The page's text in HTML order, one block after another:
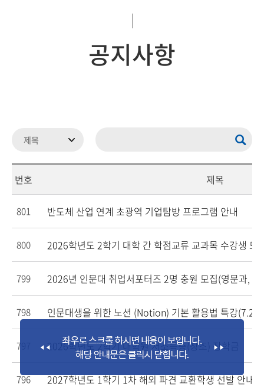
공지사항
번호 제목
801 반도체 산업 연계 초광역 기업탐방 프로그램 안내
800 2026학년도 2학기 대학 간 학점교류 교과목 수강생 모
799 2026년 인문대 취업서포터즈 2명 충원 모집(영문과,
798 인문대생을 위한 노션 (Notion) 기본 활용법 특강
797 2026학년도 2학기 대학원 저소득층(창조) 장학금
796 2027학년도 1학기 1차 해외 파견 교환학생 선발 안내